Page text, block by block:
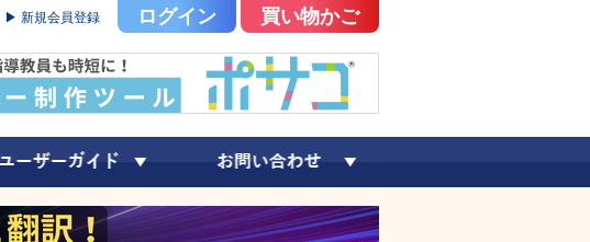
▶ 新規会員登録 ログイン 買い物かご